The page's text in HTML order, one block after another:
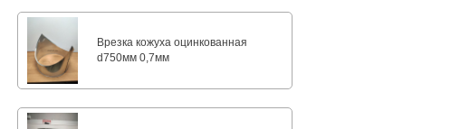
Врезка кожуха оцинкованная
d750мм 0,7мм